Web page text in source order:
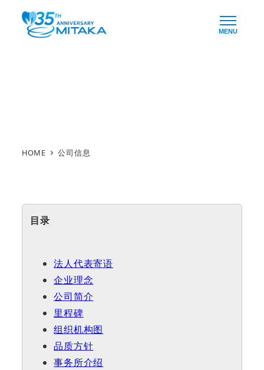
Skip
MENU
HOME 公司信息
目录
法人代表寄语
企业理念
公司简介
里程碑
组织机构图
品质方针
事务所介绍